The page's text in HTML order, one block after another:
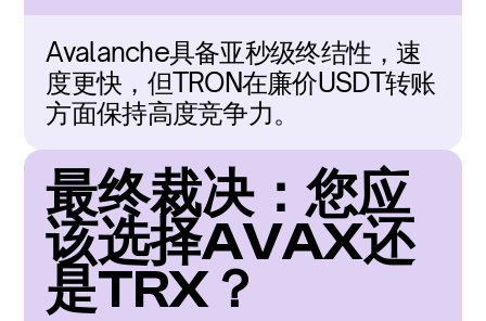
Avalanche具备亚秒级终结性，速
度更快，但TRON在廉价USDT转账
方面保持高度竞争力。
最终裁决：您应
该选择AVAX还
是TRX？